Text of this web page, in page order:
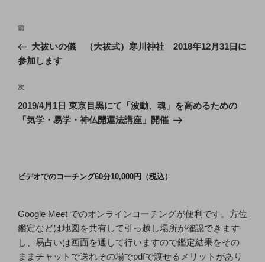
投
ナ
ゲ
ー
シ
前
の
投
前
大祓いの儀 （大祓式）寒川神社 2018年12月31日に
参加します
次
の
投
次
2019/4月1日 東京目黒にて「波動、魂」を高めるための
「気学・易学・神仏開運法講座」開催
ビデオでのコーチング60分10,000円（税込）
Google Meet でのオンラインコーチングが便利です。方位
鑑定などは地図を共有して引っ越し場所が確認できます
し、易占いは画面を通して行いますので鑑定結果をその
ままチャットで送れその場でpdfで渡せるメリットがあり